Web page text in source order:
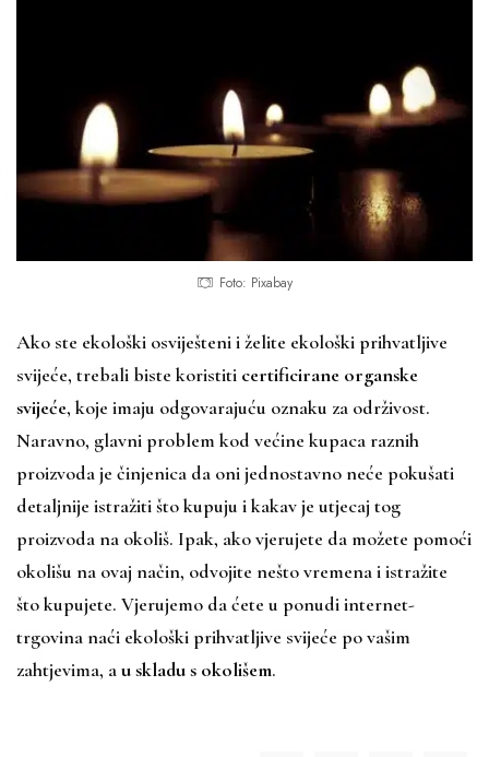
Foto: Pixabay
Ako ste ekološki osviješteni i želite ekološki prihvatljive
svijeće, trebali biste koristiti certificirane organske
svijeće, koje imaju odgovarajuću oznaku za održivost.
Naravno, glavni problem kod većine kupaca raznih
proizvoda je činjenica da oni jednostavno neće pokušati
detaljnije istražiti što kupuju i kakav je utjecaj tog
proizvoda na okoliš. Ipak, ako vjerujete da možete pomoći
okolišu na ovaj način, odvojite nešto vremena i istražite
što kupujete. Vjerujemo da ćete u ponudi internet-
trgovina naći ekološki prihvatljive svijeće po vašim
zahtjevima, au skladu s okolišem.